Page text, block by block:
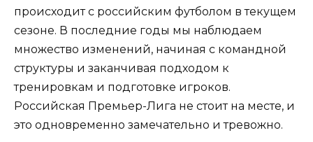
происходит с российским футболом в текущем
сезоне. В последние годы мы наблюдаем
множество изменений, начиная с командной
структуры и заканчивая подходом к
тренировкам и подготовке игроков.
Российская Премьер-Лига не стоит на месте, и
это одновременно замечательно и тревожно.